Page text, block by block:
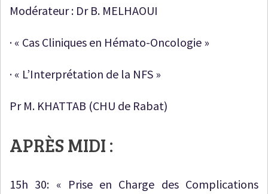
Modérateur : Dr B. MELHAOUI
· « Cas Cliniques en Hémato-Oncologie »
· « L’Interprétation de la NFS »
Pr M. KHATTAB (CHU de Rabat)
APRÈS MIDI :
15h 30: « Prise en Charge des Complications